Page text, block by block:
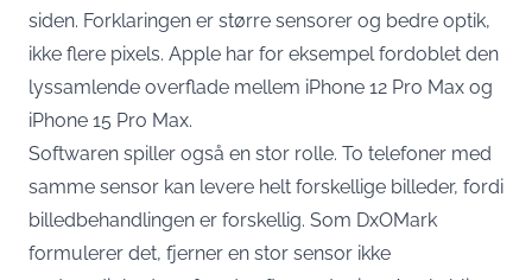
siden. Forklaringen er større sensorer og bedre optik,
ikke flere pixels. Apple har for eksempel fordoblet den
lyssamlende overflade mellem iPhone 12 Pro Max og
iPhone 15 Pro Max.
Softwaren spiller også en stor rolle. To telefoner med
samme sensor kan levere helt forskellige billeder, fordi
billedbehandlingen er forskellig. Som DxOMark
formulerer det, fjerner en stor sensor ikke